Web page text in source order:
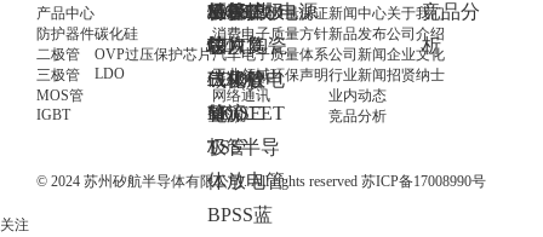
二极管
GDT陶瓷
气体放电
管
TSS半导
体放电管
BPSS蓝
极管
快恢复
二极管
整流二
极管
MOS
IGBT模
块
特基二极
管
碳化硅
MOSFET
压保护
芯片
LDO
LDO
电源
竞品分
析
产品中心
防护器件
二极管
三极管
MOS管
IGBT
碳化硅
OVP过压保护芯片
LDO
应用领域
消费电子
汽车电子
工业领域
网络通讯
电源
质量保证
质量方针
质量体系
环保声明
新闻中心
新品发布
公司新闻
行业新闻
业内动态
竞品分析
关于我们
公司介绍
企业文化
招贤纳士
© 2024 苏州矽航半导体有限公司. All rights reserved 苏ICP备17008990号
关注